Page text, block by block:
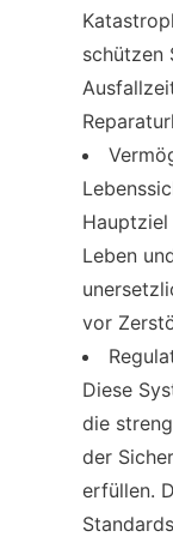
schützen
Leben
vor
Diese
die
der
erfüllen.